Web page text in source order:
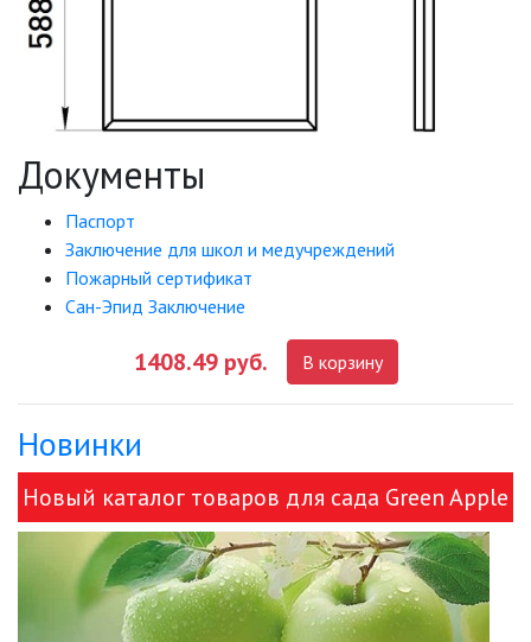
Документы
Паспорт
Заключение для школ и медучреждений
Пожарный сертификат
Сан-Эпид Заключение
1408.49 руб. В корзину
Новинки
Новый каталог товаров для сада Green Apple
и ЭРА!